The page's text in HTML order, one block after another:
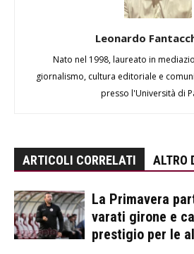
Leonardo
Nato nel 1998, laureato in
giornalismo, cultura editoriale e
presso l'Università di
ARTICOLI CORRELATI ALTRO
La Primavera
varati girone e
prestigio per le